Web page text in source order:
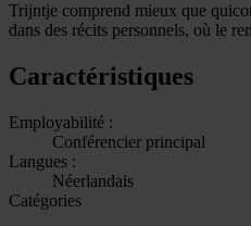
Trijntje comprend mieux que
dans des récits personnels, où le
Caractéristiques
Employabilité :
Conférencier principal
Langues :
Néerlandais
Catégories